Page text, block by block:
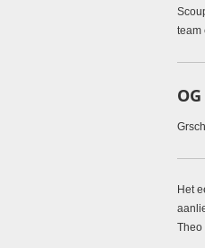
team
Het
Theo